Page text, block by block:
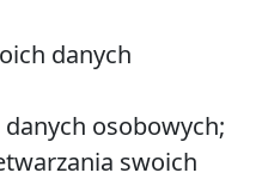
danych
osobowych;
swoich